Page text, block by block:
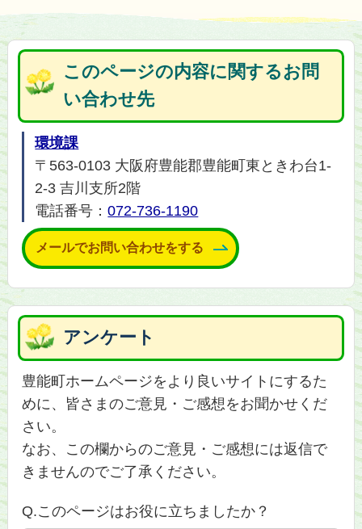
このページの内容に関するお問
い合わせ先
環境課
〒563-0103 大阪府豊能郡豊能町東ときわ台1-
2-3 吉川支所2階
電話番号：072-736-1190
メールでお問い合わせをする
アンケート
豊能町ホームページをより良いサイトにするた
めに、皆さまのご意見・ご感想をお聞かせくだ
さい。
なお、この欄からのご意見・ご感想には返信で
きませんのでご了承ください。
Q.このページはお役に立ちましたか？